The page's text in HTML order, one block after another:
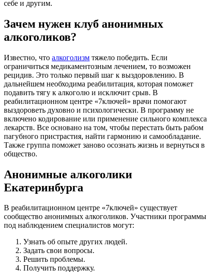
себе и другим.
Зачем нужен клуб анонимных
алкоголиков?
Известно, что алкоголизм тяжело победить. Если
ограничиться медикаментозным лечением, то возможен
рецидив. Это только первый шаг к выздоровлению. В
дальнейшем необходима реабилитация, которая поможет
подавить тягу к алкоголю и исключит срыв. В
реабилитационном центре «7ключей» врачи помогают
выздороветь духовно и психологически. В программу не
включено кодирование или применение сильного комплекса
лекарств. Все основано на том, чтобы перестать быть рабом
пагубного пристрастия, найти гармонию и самообладание.
Также группа поможет заново осознать жизнь и вернуться в
общество.
Анонимные алкоголики
Екатеринбурга
В реабилитационном центре «7ключей» существует
сообщество анонимных алкоголиков. Участники программы
под наблюдением специалистов могут:
Узнать об опыте других людей.
Задать свои вопросы.
Решить проблемы.
Получить поддержку.